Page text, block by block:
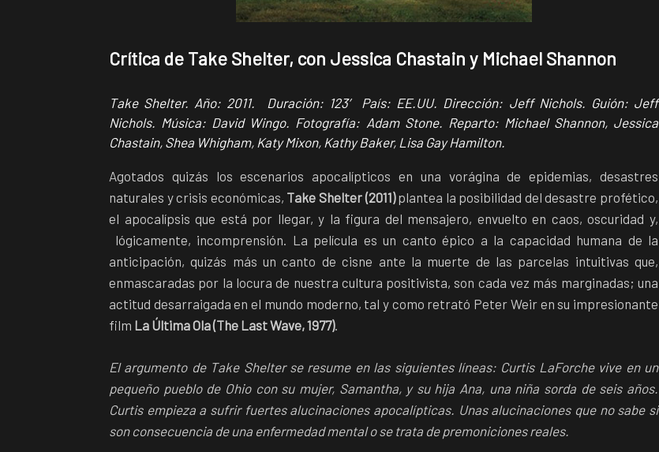
Crítica de Take Shelter, con Jessica Chastain y Michael Shannon
Take Shelter. Año: 2011. Duración: 123′ País: EE.UU. Dirección: Jeff Nichols. Guión: Jeff
Nichols. Música: David Wingo. Fotografía: Adam Stone. Reparto: Michael Shannon, Jessica
Chastain, Shea Whigham, Katy Mixon, Kathy Baker, Lisa Gay Hamilton.
Agotados quizás los escenarios apocalípticos en una vorágina de epidemias, desastres
naturales y crisis económicas, Take Shelter (2011)plantea la posibilidad del desastre profético,
el apocalípsis que está por llegar, y la figura del mensajero, envuelto en caos, oscuridad y,
lógicamente, incomprensión. La película es un canto épico a la capacidad humana de la
anticipación, quizás más un canto de cisne ante la muerte de las parcelas intuitivas que,
enmascaradas por la locura de nuestra cultura positivista, son cada vez más marginadas; una
actitud desarraigada en el mundo moderno, tal y como retrató Peter Weir en su impresionante
film La Última Ola (The Last Wave, 1977).
El argumento de Take Shelter se resume en las siguientes líneas: Curtis LaForche vive en un
pequeño pueblo de Ohio con su mujer, Samantha, y su hija Ana, una niña sorda de seis años.
Curtis empieza a sufrir fuertes alucinaciones apocalípticas. Unas alucinaciones que no sabe si
son consecuencia de una enfermedad mental o se trata de premoniciones reales.